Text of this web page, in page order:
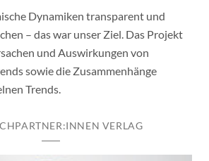
Dynamiken transparent und
– das war unser Ziel. Das Projekt
und Auswirkungen von
sowie die Zusammenhänge
Trends.
VERLAG